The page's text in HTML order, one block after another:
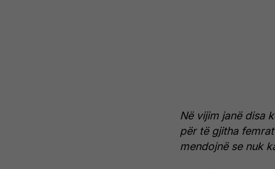
Në vijim janë disa
për të gjitha
mendojnë se nuk